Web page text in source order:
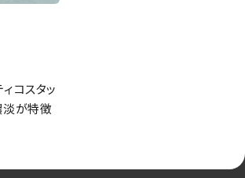
コスタッ
淡が特徴